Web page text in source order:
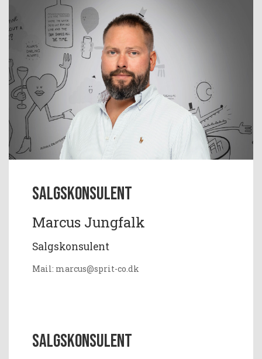
Salgskonsulent
Marcus Jungfalk
Salgskonsulent
Mail: marcus@sprit-co.dk
Salgskonsulent